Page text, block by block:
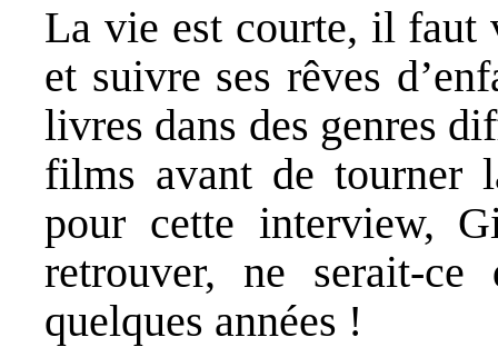
La vie est courte, il faut
et suivre ses rêves
livres dans des genres
films avant de tourner
pour cette interview,
retrouver, ne serait-ce
quelques années !